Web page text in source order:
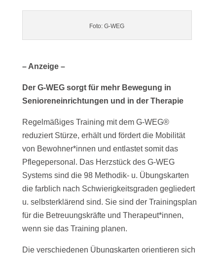
Foto: G-WEG
– Anzeige –
Der G-WEG sorgt für mehr Bewegung in
Senioreneinrichtungen und in der Therapie
Regelmäßiges Training mit dem G-WEG®
reduziert Stürze, erhält und fördert die Mobilität
von Bewohner*innen und entlastet somit das
Pflegepersonal. Das Herzstück des G-WEG
Systems sind die 98 Methodik- u. Übungskarten
die farblich nach Schwierigkeitsgraden gegliedert
u. selbsterklärend sind. Sie sind der Trainingsplan
für die Betreuungskräfte und Therapeut*innen,
wenn sie das Training planen.
Die verschiedenen Übungskarten orientieren sich